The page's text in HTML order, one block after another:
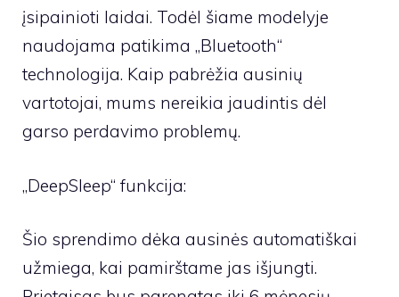
įsipainioti laidai. Todėl šiame modelyje
naudojama patikima „Bluetooth“
technologija. Kaip pabrėžia ausinių
vartotojai, mums nereikia jaudintis dėl
garso perdavimo problemų.
„DeepSleep“ funkcija:
Šio sprendimo dėka ausinės automatiškai
užmiega, kai pamirštame jas išjungti.